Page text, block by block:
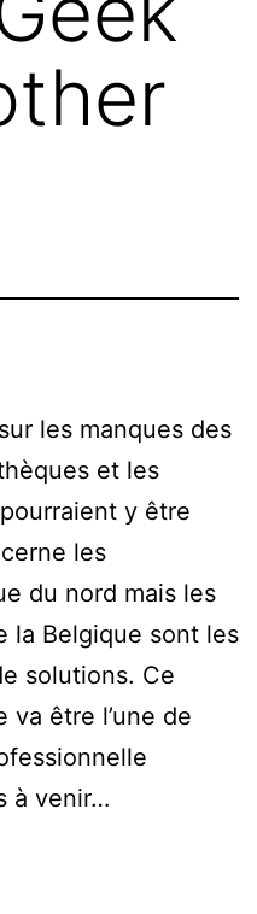
sur les manques des
et les
y être
les
du nord mais les
la Belgique sont les
solutions. Ce
va être l’une de
à venir…